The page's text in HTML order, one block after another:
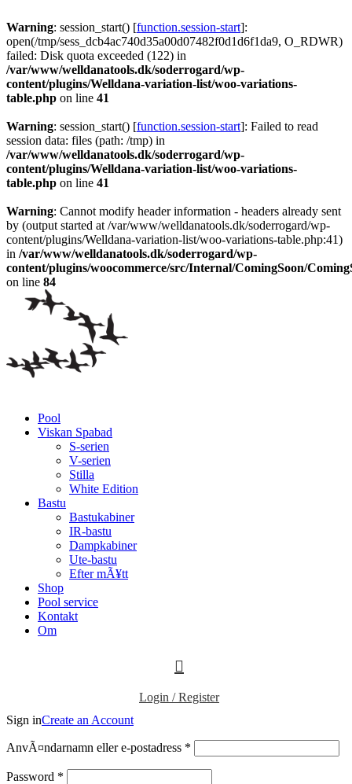
Warning: session_start() [function.session-start]:
open(/tmp/sess_dcb4ac740d35a00d07482f0d1d6f1da9, O_RDWR)
failed: Disk quota exceeded (122) in
/var/www/welldanatools.dk/soderrogard/wp-
content/plugins/Welldana-variation-list/woo-variations-
table.php on line 41
Warning: session_start() [function.session-start]: Failed to read
session data: files (path: /tmp) in
/var/www/welldanatools.dk/soderrogard/wp-
content/plugins/Welldana-variation-list/woo-variations-
table.php on line 41
Warning: Cannot modify header information - headers already sent
by (output started at /var/www/welldanatools.dk/soderrogard/wp-
content/plugins/Welldana-variation-list/woo-variations-table.php:41)
in /var/www/welldanatools.dk/soderrogard/wp-
content/plugins/woocommerce/src/Internal/ComingSoon/
on line 84
Pool
Viskan Spabad
S-serien
V-serien
Stilla
White Edition
Bastu
Bastukabiner
IR-bastu
Dampkabiner
Ute-bastu
Efter mÃ¥tt
Shop
Pool service
Kontakt
Om
Login / Register
Sign inCreate an Account
AnvÃ¤ndarnamn eller e-postadress *
Password *